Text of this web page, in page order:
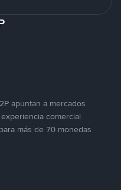
apuntan a mercados
comercial
más de 70 monedas